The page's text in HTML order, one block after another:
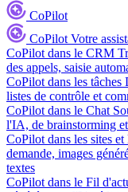
CoPilot
CoPilot Votre
CoPilot dans le CRM
des appels, saisie
CoPilot dans les tâches
listes de contrôle et
CoPilot dans le Chat
l'IA, de brainstorming
CoPilot dans les sites et
demande, images
textes
CoPilot dans le Fil